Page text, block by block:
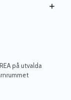
+
REA på utvalda